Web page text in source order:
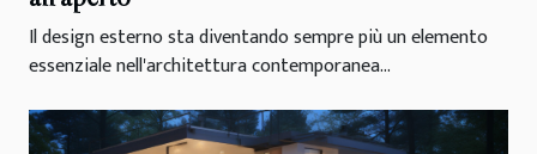
Il design esterno sta diventando sempre più un elemento
essenziale nell'architettura contemporanea...